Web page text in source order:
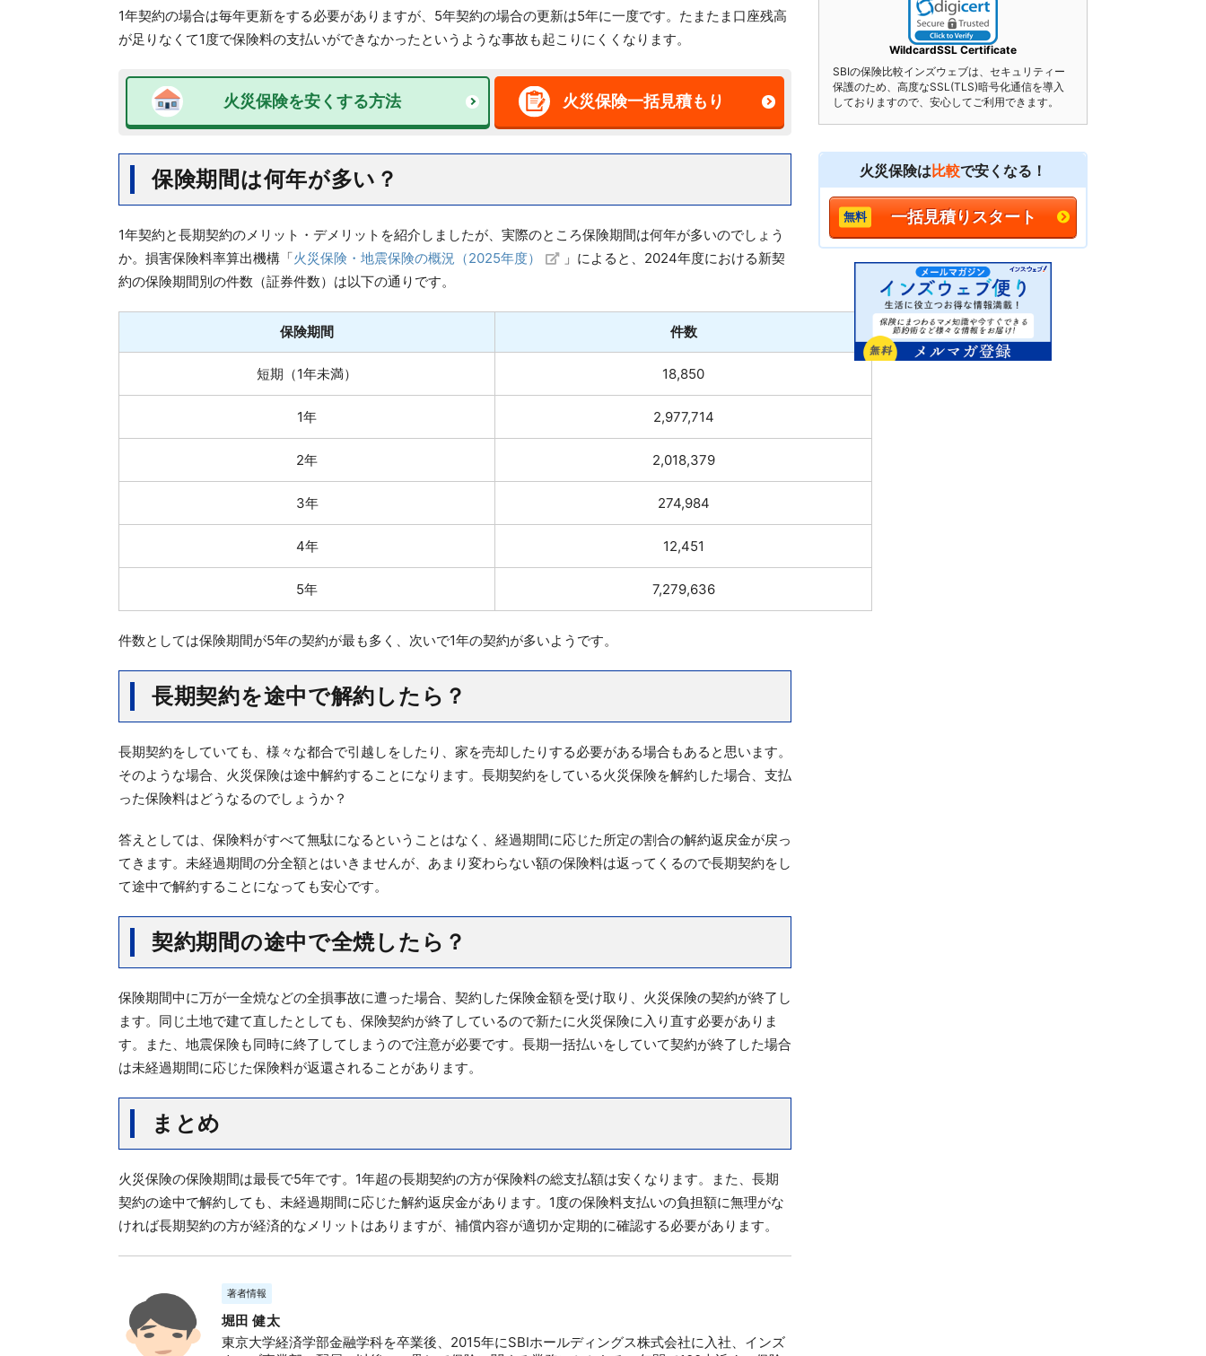
1年契約の場合は毎年更新をする必要がありますが、5年契約の場合の更新は5年に一度です。たまたま口座残高
が足りなくて1度で保険料の支払いができなかったというような事故も起こりにくくなります。
火災保険を安くする方法 火災保険一括見積もり
保険期間は何年が多い？
1年契約と長期契約のメリット・デメリットを紹介しましたが、実際のところ保険期間は何年が多いのでしょう
か。損害保険料率算出機構「火災保険・地震保険の概況（2025年度）
」によると、2024年度における新契
約の保険期間別の件数（証券件数）は以下の通りです。
保険期間 件数
短期（1年未満） 18,850
1年 2,977,714
2年 2,018,379
3年 274,984
4年 12,451
5年 7,279,636
件数としては保険期間が5年の契約が最も多く、次いで1年の契約が多いようです。
長期契約を途中で解約したら？
長期契約をしていても、様々な都合で引越しをしたり、家を売却したりする必要がある場合もあると思います。
そのような場合、火災保険は途中解約することになります。長期契約をしている火災保険を解約した場合、支払
った保険料はどうなるのでしょうか？
答えとしては、保険料がすべて無駄になるということはなく、経過期間に応じた所定の割合の解約返戻金が戻っ
てきます。未経過期間の分全額とはいきませんが、あまり変わらない額の保険料は返ってくるので長期契約をし
て途中で解約することになっても安心です。
契約期間の途中で全焼したら？
保険期間中に万が一全焼などの全損事故に遭った場合、契約した保険金額を受け取り、火災保険の契約が終了し
ます。同じ土地で建て直したとしても、保険契約が終了しているので新たに火災保険に入り直す必要がありま
す。また、地震保険も同時に終了してしまうので注意が必要です。長期一括払いをしていて契約が終了した場合
は未経過期間に応じた保険料が返還されることがあります。
まとめ
火災保険の保険期間は最長で5年です。1年超の長期契約の方が保険料の総支払額は安くなります。また、長期
契約の途中で解約しても、未経過期間に応じた解約返戻金があります。1度の保険料支払いの負担額に無理がな
ければ長期契約の方が経済的なメリットはありますが、補償内容が適切か定期的に確認する必要があります。
著者情報
堀田 健太
東京大学経済学部金融学科を卒業後、2015年にSBIホールディングス株式会社に入社、インズ
WildcardSSL Certificate
SBIの保険比較インズウェブは、セキュリティー
保護のため、高度なSSL(TLS)暗号化通信を導入
しておりますので、安心してご利用できます。
火災保険は比較で安くなる！
一括見積りスタート